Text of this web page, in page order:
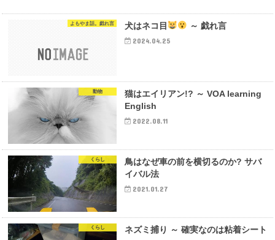
よもやま話。戯れ言 犬はネコ目 ～ 戯れ言
2024.04.25
動物
猫はエイリアン!? ～ VOA learning
English
2022.08.11
くらし
鳥はなぜ車の前を横切るのか? サバ
イバル法
2021.01.27
くらし ネズミ捕り ～ 確実なのは粘着シート